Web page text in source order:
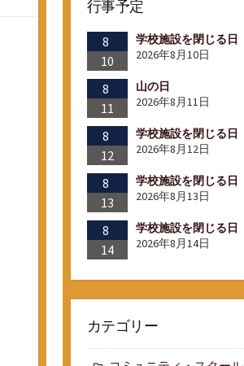
行事予定
8
10
学校施設を閉じる日
2026年8月10日
8
11
山の日
2026年8月11日
8
12
学校施設を閉じる日
2026年8月12日
8
13
学校施設を閉じる日
2026年8月13日
8
14
学校施設を閉じる日
2026年8月14日
カテゴリー